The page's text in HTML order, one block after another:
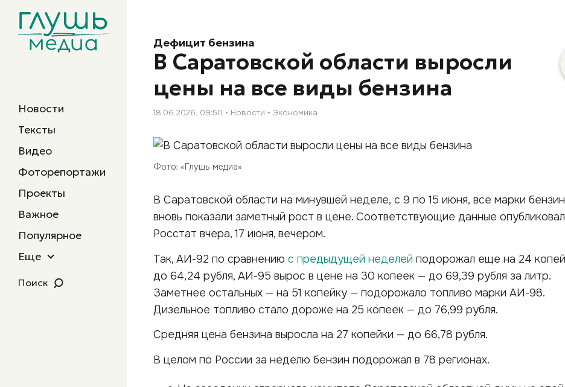
Новости
Тексты
Видео
Фоторепортажи
Проекты
Важное
Популярное
Еще
Поиск
Дефицит бензина
В Саратовской области выросли
цены на все виды бензина
18.06.2026, 09:50 Новости Экономика
Фото: «Глушь медиа»
В Саратовской области на минувшей неделе, с 9 по 15 июня, все марки
вновь показали заметный рост в цене. Соответствующие данные опубликовал
Росстат вчера, 17 июня, вечером.
Так, АИ-92 по сравнению с предыдущей неделей подорожал еще на 24
до 64,24 рубля, АИ-95 вырос в цене на 30 копеек — до 69,39 рубля за литр.
Заметнее остальных — на 51 копейку — подорожало топливо марки АИ-98.
Дизельное топливо стало дороже на 25 копеек — до 76,99 рубля.
Средняя цена бензина выросла на 27 копейки — до 66,78 рубля.
В целом по России за неделю бензин подорожал в 78 регионах.